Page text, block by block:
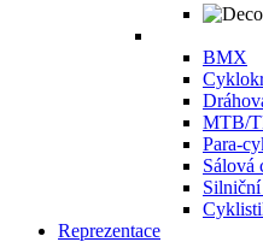
BMX
MTB/
Para-
Sálová
Reprezentace